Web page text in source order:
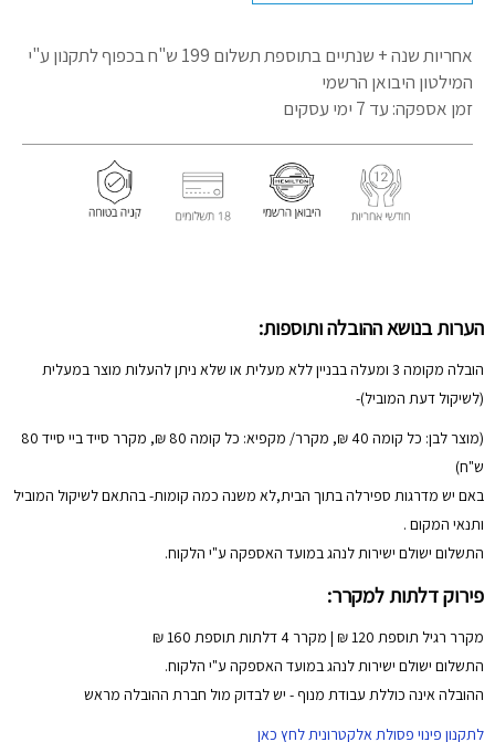
אחריות שנה + שנתיים בתוספת תשלום 199 ש"ח בכפוף לתקנון
ע"י
המילטון היבואן הרשמי
זמן אספקה: עד 7 ימי עסקים
הערות בנושא ההובלה ותוספות:
הובלה מקומה 3 ומעלה בבניין ללא מעלית או שלא ניתן להעלות מוצר במעלית
(לשיקול דעת המוביל)-
(מוצר לבן: כל קומה 40 ₪, מקרר/ מקפיא: כל קומה 80 ₪, מקרר סייד ביי סייד 80
ש"ח)
באם יש מדרגות ספירלה בתוך הבית,לא משנה כמה קומות- בהתאם לשיקול המוביל
ותנאי המקום .
התשלום ישולם ישירות לנהג במועד האספקה ע"י הלקוח.
פירוק דלתות למקרר:
מקרר רגיל תוספת 120 ₪ | מקרר 4 דלתות תוספת 160 ₪
התשלום ישולם ישירות לנהג במועד האספקה ע"י הלקוח.
ההובלה אינה כוללת עבודת מנוף - יש לבדוק מול חברת ההובלה מראש
לתקנון פינוי פסולת אלקטרונית לחץ כאן